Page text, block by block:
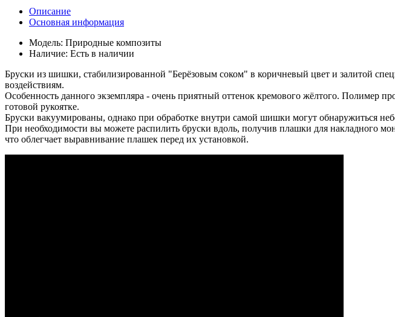
Описание
Основная информация
Модель: Природные композиты
Наличие: Есть в наличии
Бруски из шишки, стабилизированной "Берёзовым соком" в коричневый цвет и залитой
воздействиям.
Особенность данного экземпляра - очень приятный оттенок кремового жёлтого. Полимер
готовой рукоятке.
Бруски вакуумированы, однако при обработке внутри самой шишки могут обнаружиться
При необходимости вы можете распилить бруски вдоль, получив плашки для накладного
что облегчает выравнивание плашек перед их установкой.